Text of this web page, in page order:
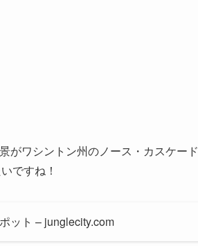
がワシントン州のノース・カスケード
ですね！
ット – junglecity.com